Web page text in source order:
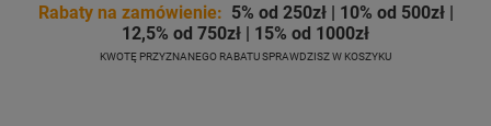
Rabaty na zamówienie: 5% od 250zł | 10% od 500zł |
12,5% od 750zł | 15% od 1000zł
KWOTĘ PRZYZNANEGO RABATU SPRAWDZISZ W KOSZYKU